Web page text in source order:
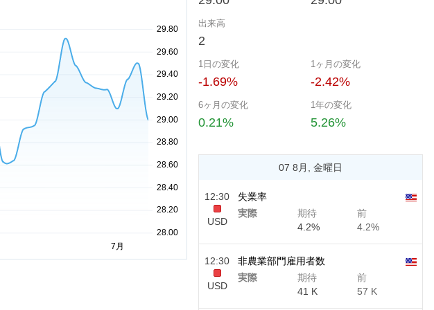
出来高
2
1日の変化
-1.69%
1ヶ月の変化
-2.42%
6ヶ月の変化
0.21%
1年の変化
5.26%
07 8月, 金曜日
12:30
USD
失業率
実際
期待
4.2%
前
4.2%
12:30
USD
非農業部門雇用者数
実際
期待
41 K
前
57 K